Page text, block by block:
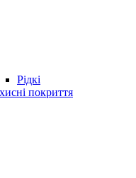
Рідкі
покриття